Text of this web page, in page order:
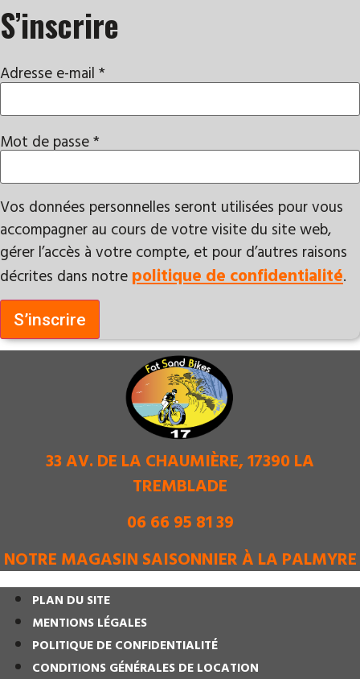
S’inscrire
Adresse e-mail *
Mot de passe*
Vos données personnelles seront utilisées pour vous
accompagner au cours de votre visite du site web,
gérer l’accès à votre compte, et pour d’autres raisons
décrites dans notre politique de confidentialité.
S’inscrire
33 AV. DE LA CHAUMIÈRE, 17390 LA
TREMBLADE
06 66 95 81 39
NOTRE MAGASIN SAISONNIER À LA PALMYRE
PLAN DU SITE
MENTIONS LÉGALES
POLITIQUE DE CONFIDENTIALITÉ
CONDITIONS GÉNÉRALES DE LOCATION